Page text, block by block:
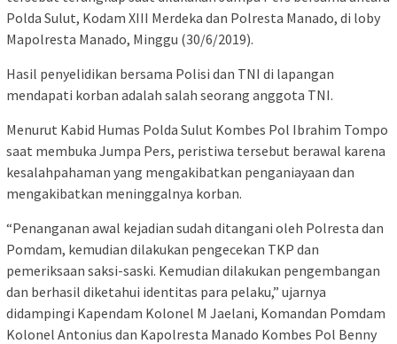
Polda Sulut, Kodam XIII Merdeka dan Polresta Manado, di loby
Mapolresta Manado, Minggu (30/6/2019).
Hasil penyelidikan bersama Polisi dan TNI di lapangan
mendapati korban adalah salah seorang anggota TNI.
Menurut Kabid Humas Polda Sulut Kombes Pol Ibrahim Tompo
saat membuka Jumpa Pers, peristiwa tersebut berawal karena
kesalahpahaman yang mengakibatkan penganiayaan dan
mengakibatkan meninggalnya korban.
“Penanganan awal kejadian sudah ditangani oleh Polresta dan
Pomdam, kemudian dilakukan pengecekan TKP dan
pemeriksaan saksi-saski. Kemudian dilakukan pengembangan
dan berhasil diketahui identitas para pelaku,” ujarnya
didampingi Kapendam Kolonel M Jaelani, Komandan Pomdam
Kolonel Antonius dan Kapolresta Manado Kombes Pol Benny